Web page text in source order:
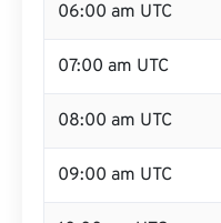
06:00 am UTC
07:00 am UTC
08:00 am UTC
09:00 am UTC